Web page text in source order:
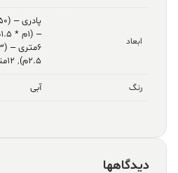
ابعاد
پادری – (۵۰س.م * ۸۰س.م)
– (۱م * ۱.۵م)
۶متری – (۳م * ۲م)
۲.۵م)
, ۱۲متری – (۳م * ۴م)
رنگ آبی
دیدگاهها